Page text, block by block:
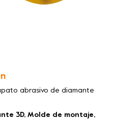
abrasivo de diamante
3D, Molde de montaje,